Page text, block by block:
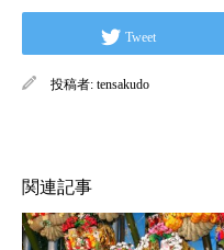
Tweet
投稿者: tensakudo
関連記事